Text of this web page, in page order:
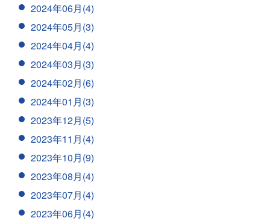
2024年06月(4)
2024年05月(3)
2024年04月(4)
2024年03月(3)
2024年02月(6)
2024年01月(3)
2023年12月(5)
2023年11月(4)
2023年10月(9)
2023年08月(4)
2023年07月(4)
2023年06月(4)